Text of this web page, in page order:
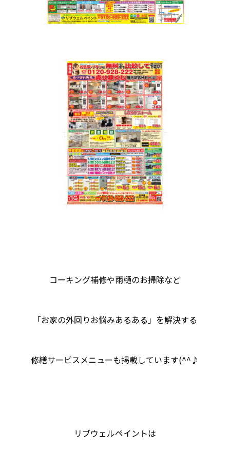
コーキング補修や雨樋のお掃除など
「お家の外回りお悩みあるある」を解決する
修繕サービスメニューも掲載しています(^^♪
リブウェルペイントは